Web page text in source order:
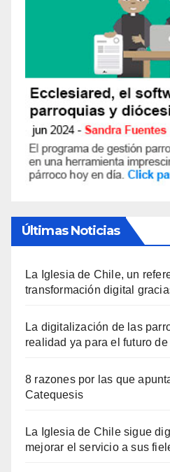
Últimas Noticias
La Iglesia de Chile, un
transformación digital
La digitalización de las
realidad ya para el futuro
8 razones por las que
Catequesis
La Iglesia de Chile sigue
mejorar el servicio a sus